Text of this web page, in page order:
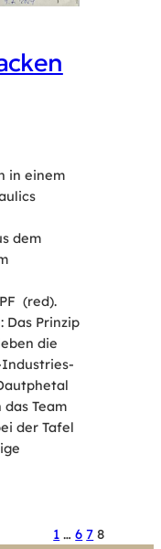
in einem
dem
(red).
Prinzip
die
Team
der Tafel
1 … 6 7 8